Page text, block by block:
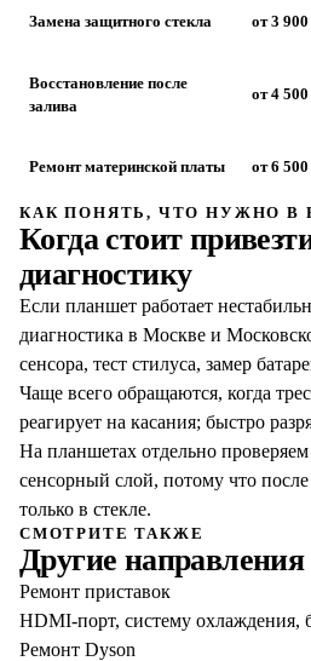
Замена защитного стекла от 3
Восстановление после
залива
от 4
Ремонт материнской платы от 6
КАК ПОНЯТЬ, ЧТО НУЖНО В
Когда стоит
диагностику
Если планшет работает
диагностика в Москве и
сенсора, тест стилуса, замер
Чаще всего обращаются, когда
реагирует на касания; быстро
На планшетах отдельно
сенсорный слой, потому что
только в стекле.
СМОТРИТЕ ТАКЖЕ
Другие
Ремонт приставок
HDMI-порт, систему охлаждения,
Ремонт Dyson